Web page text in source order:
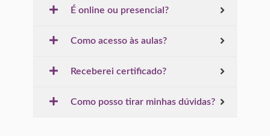
É online ou presencial?
Como acesso às aulas?
Receberei certificado?
Como posso tirar minhas dúvidas?